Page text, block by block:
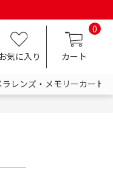
お気に入り
0
カート
レンズ・メモリーカード